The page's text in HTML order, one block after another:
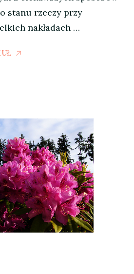
stanu rzeczy przy
nakładach …